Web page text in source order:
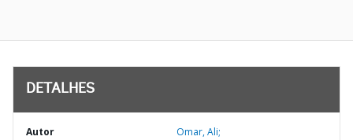
DETALHES
Autor Omar, Ali;